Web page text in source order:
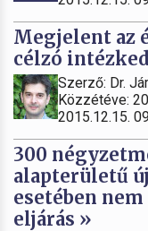
Megjelent az
célzó
Szerző: Dr.
Közzétéve:
2015.12.15.
300
alapterületű
esetében
eljárás »